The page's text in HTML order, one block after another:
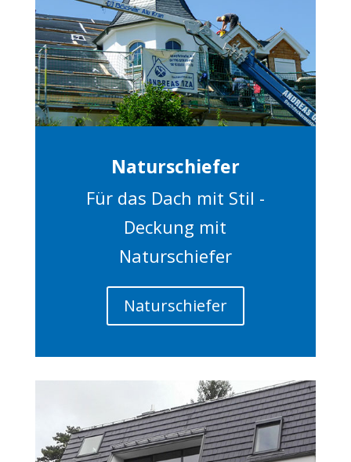
Naturschiefer
Für das Dach mit Stil -
Deckung mit
Naturschiefer
Naturschiefer